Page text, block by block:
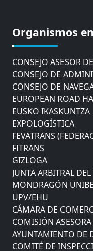
Organismos
AYUNTAMIENTO DE
COMITÉ DE
CONSEJO ASESOR
CONSEJO DE
CONSEJO DE
EUROPEAN ROAD
EUSKO IKASKUNTZA
EXPOLOGÍSTICA
FEVATRANS
FITRANS
GIZLOGA
JUNTA ARBITRAL
MONDRAGÓN
UPV/EHU
CÁMARA DE
COMISIÓN
AYUNTAMIENTO DE
COMITÉ DE